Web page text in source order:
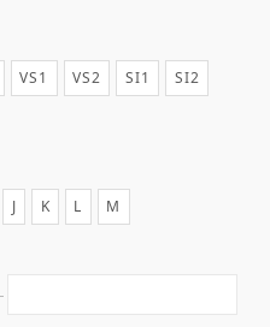
VS1 VS2 SI1
SI2
J K L M